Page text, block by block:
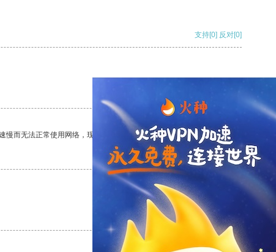
支持[0] 反对[0]
慢而无法正常使用网络，现在有了这个app，我再也不用担心了。
支持 [0] 反对[0]
支持[0] 反对